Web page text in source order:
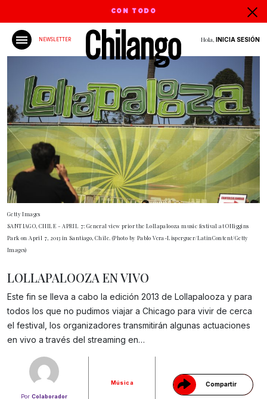
CON TODO
NEWSLETTER Hola, INICIA SESIÓN
Getty Images
SANTIAGO, CHILE - APRIL 7: General view prior the Lollapalooza music festival at OHiggins
Park on April 7, 2013 in Santiago, Chile. (Photo by Pablo Vera-Lisperguer/LatinContent/Getty
Images)
PorColaborador
Música Compartir
Gracias!
LOLLAPALOOZA EN VIVO
Este fin se lleva a cabo la edición 2013 de Lollapalooza y para
todos los que no pudimos viajar a Chicago para vivir de cerca
el festival, los organizadores transmitirán algunas actuaciones
en vivo a través del streaming en…